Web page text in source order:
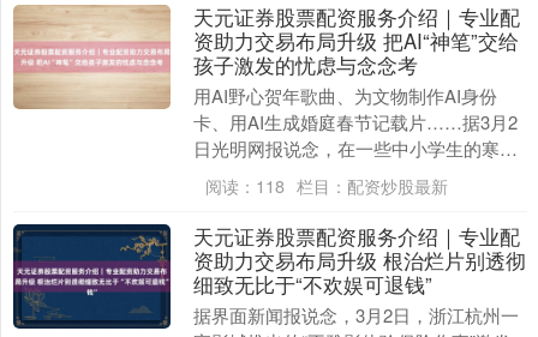
天元证券股票配资服务介绍｜专业配
资助力交易布局升级 把AI“神笔”交给
孩子激发的忧虑与念念考
用AI野心贺年歌曲、为文物制作AI身份
卡、用AI生成婚庭春节记载片……据3月2
日光明网报说念，在一些中小学生的寒假
功课里，AI成了孩子们的新“拍档”，濒临
这些创....
阅读： 118 栏目： 配资炒股最新
天元证券股票配资服务介绍｜专业配
资助力交易布局升级 根治烂片别透彻
细致无比于“不欢娱可退钱”
据界面新闻报说念，3月2日，浙江杭州一